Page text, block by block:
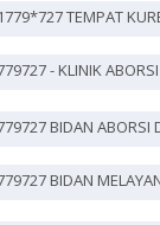
TEMPAT
- KLINIK
BIDAN ABORSI
BIDAN